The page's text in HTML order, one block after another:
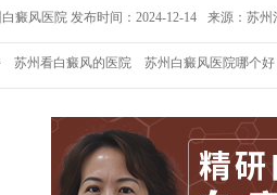
癜风医院 发布时间：2024-12-14 来源：苏州
苏州看白癜风的医院 苏州白癜风医院哪个好